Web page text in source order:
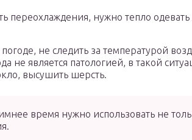
переохлаждения, нужно тепло
не следить за температурой
не является патологией, в такой
высушить шерсть.
время нужно использовать не